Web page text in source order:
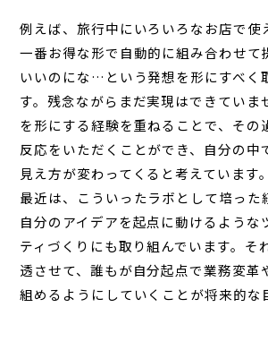
例えば、旅行中にいろいろなお店で使
一番お得な形で自動的に組み合わせて
いいのにな…という発想を形にすべく
す。残念ながらまだ実現はできていま
を形にする経験を重ねることで、その
反応をいただくことができ、自分の中
見え方が変わってくると考えています。
最近は、こういったラボとして培った
自分のアイデアを起点に動けるような
ティづくりにも取り組んでいます。そ
透させて、誰もが自分起点で業務変革
組めるようにしていくことが将来的な